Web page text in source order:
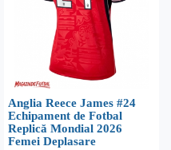
Anglia Reece James #24
Echipament de Fotbal
Replică Mondial 2026
Femei Deplasare